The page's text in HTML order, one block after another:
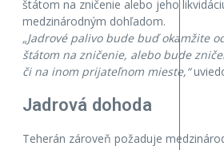
štátom na zničenie alebo jeho
medzinárodným dohľadom.
„Jadrové palivo bude buď okamžite
štátom na zničenie, alebo bude
či na inom prijateľnom mieste,“
Jadrová dohoda
Teherán zároveň požaduje